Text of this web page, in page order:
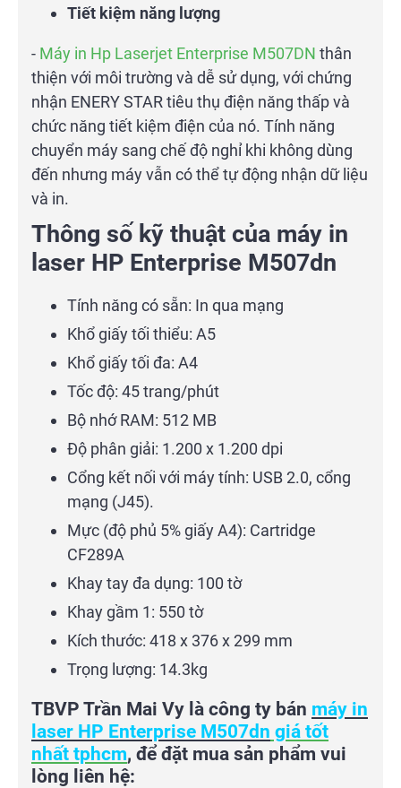
Tiết kiệm năng lượng
- Máy in Hp Laserjet Enterprise M507DN thân
thiện với môi trường và dễ sử dụng, với chứng
nhận ENERY STAR tiêu thụ điện năng thấp và
chức năng tiết kiệm điện của nó. Tính năng
chuyển máy sang chế độ nghỉ khi không dùng
đến nhưng máy vẫn có thể tự động nhận dữ liệu
và in.
Thông số kỹ thuật của máy in
laser HP Enterprise M507dn
Tính năng có sẵn: In qua mạng
Khổ giấy tối thiểu: A5
Khổ giấy tối đa: A4
Tốc độ: 45 trang/phút
Bộ nhớ RAM: 512 MB
Độ phân giải: 1.200 x 1.200 dpi
Cổng kết nối với máy tính: USB 2.0, cổng
mạng (J45).
Mực (độ phủ 5% giấy A4): Cartridge
CF289A
Khay tay đa dụng: 100 tờ
Khay gầm 1: 550 tờ
Kích thước: 418 x 376 x 299 mm
Trọng lượng: 14.3kg
TBVP Trần Mai Vy là công ty bán máy in
laser HP Enterprise M507dn giá tốt
nhất tphcm, để đặt mua sản phẩm vui
lòng liên hệ: